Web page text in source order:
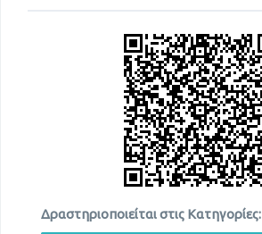
Δραστηριοποιείται στις Κατηγορίες: